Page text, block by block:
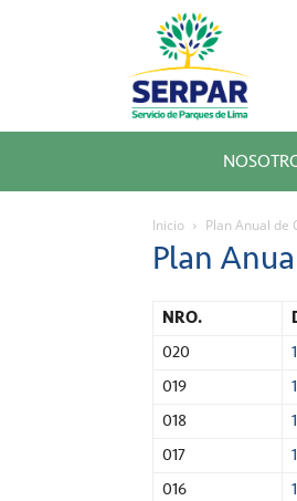
SERPAR
–
Servicio
de
Parques
de
Inicio Plan Anual de
Plan
NRO.
020
019
018
017
016